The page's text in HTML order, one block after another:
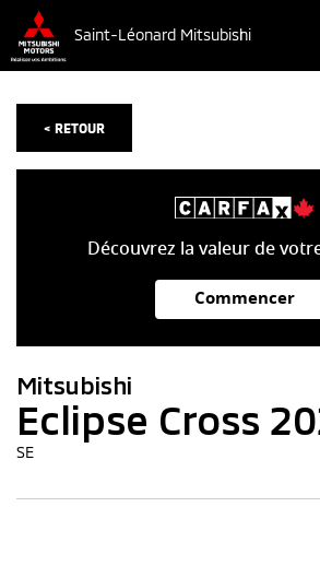
Saint-Léonard Mitsubishi
< RETOUR
Découvrez la valeur de
Commencer
Mitsubishi
Eclipse Cross
SE